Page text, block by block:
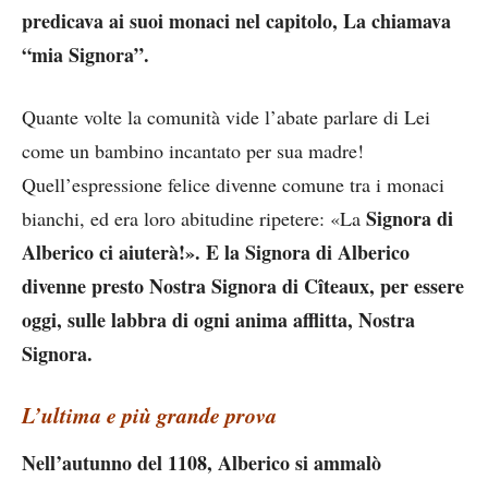
predicava ai suoi monaci nel capitolo, La chiamava
“mia Signora”.
Quante volte la comunità vide l’abate parlare di Lei
come un bambino incantato per sua madre!
Quell’espressione felice divenne comune tra i monaci
bianchi, ed era loro abitudine ripetere: «La Signora di
Alberico ci aiuterà!». E la Signora di Alberico
divenne presto Nostra Signora di Cîteaux, per essere
oggi, sulle labbra di ogni anima afflitta, Nostra
Signora.
L’ultima e più grande prova
Nell’autunno del 1108, Alberico si ammalò